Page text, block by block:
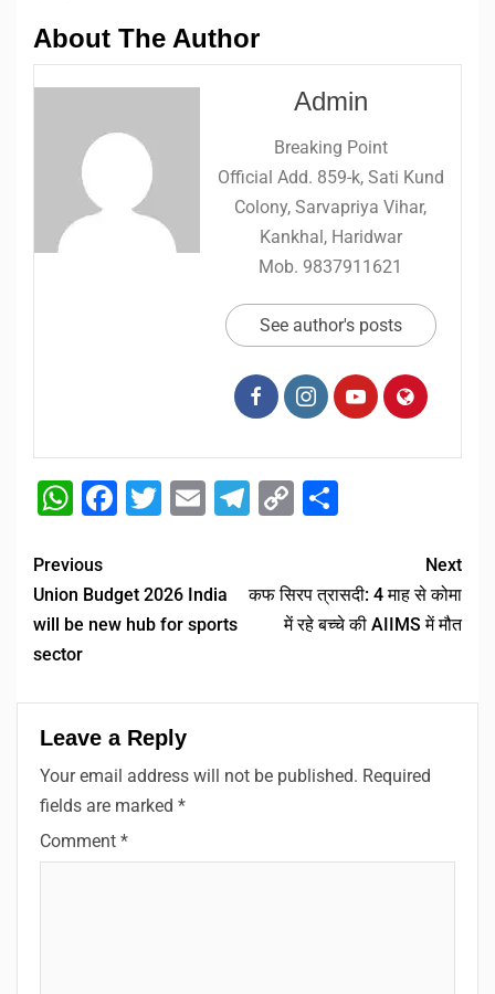
About The Author
Admin
Breaking Point
Official Add. 859-k, Sati Kund
Colony, Sarvapriya Vihar,
Kankhal, Haridwar
Mob. 9837911621
See author's posts
WhatsApp
Facebook
Twitter
EmailTelegram
Copy
Previous
Union Budget 2026 India
will be new hub for sports
sector
Next
कफ सिरप त्रासदी: 4 माह से कोमा
में रहे बच्चे की AIIMS में मौत
Leave a Reply
Your email address will not be published. Required
fields are marked *
Comment *